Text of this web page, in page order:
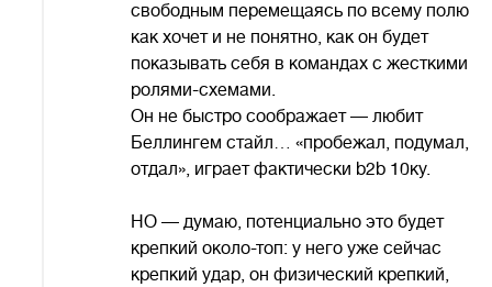
свободным перемещаясь по всему полю
как хочет и не понятно, как он будет
показывать себя в командах с жесткими
ролями-схемами.
Он не быстро соображает — любит
Беллингем стайл… «пробежал, подумал,
отдал», играет фактически b2b 10ку.
НО — думаю, потенциально это будет
крепкий около-топ: у него уже сейчас
крепкий удар, он физический крепкий,